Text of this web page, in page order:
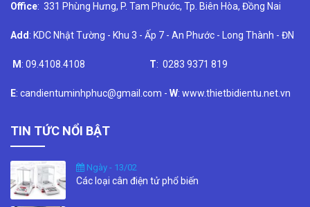
Office: 331 Phùng Hưng, P. Tam Phước, Tp. Biên Hòa, Đồng Nai
Add: KDC Nhật Tường - Khu 3 - Ấp 7 - An Phước - Long Thành - ĐN
M : 09.4108.4108 T: 0283 9371 819
E: candientuminhphuc@gmail.com - W: www.thietbidientu.net.vn
TIN TỨC NỔI BẬT
Ngày - 13/02
Các loại cân điện tử phổ biến